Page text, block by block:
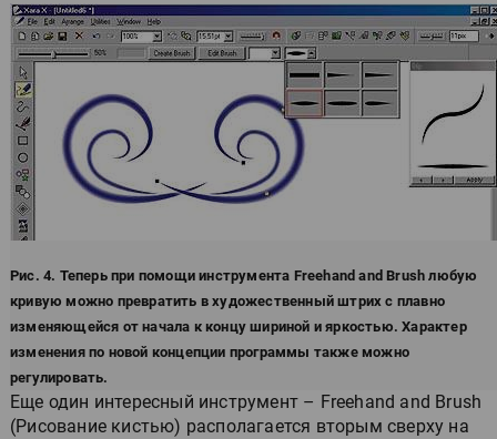
Рис. 4. Теперь при помощи инструмента Freehand and Brush любую
кривую можно превратить в художественный штрих с плавно
изменяющейся от начала к концу шириной и яркостью. Характер
изменения по новой концепции программы также можно
регулировать.
Еще один интересный инструмент – Freehand and Brush
(Рисование кистью) располагается вторым сверху на